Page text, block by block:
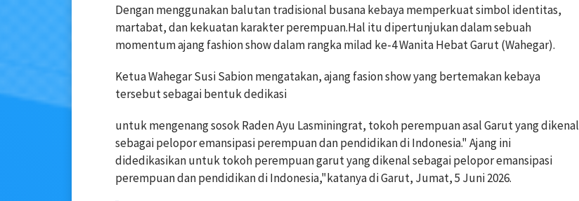
Dengan menggunakan balutan tradisional busana kebaya memperkuat simbol identitas,
martabat, dan kekuatan karakter perempuan.Hal itu dipertunjukan dalam sebuah
momentum ajang fashion show dalam rangka milad ke-4 Wanita Hebat Garut (Wahegar).
Ketua Wahegar Susi Sabion mengatakan, ajang fasion show yang bertemakan kebaya
tersebut sebagai bentuk dedikasi
untuk mengenang sosok Raden Ayu Lasminingrat, tokoh perempuan asal Garut yang dikenal
sebagai pelopor emansipasi perempuan dan pendidikan di Indonesia." Ajang ini
didedikasikan untuk tokoh perempuan garut yang dikenal sebagai pelopor emansipasi
perempuan dan pendidikan di Indonesia,"katanya di Garut, Jumat, 5 Juni 2026.